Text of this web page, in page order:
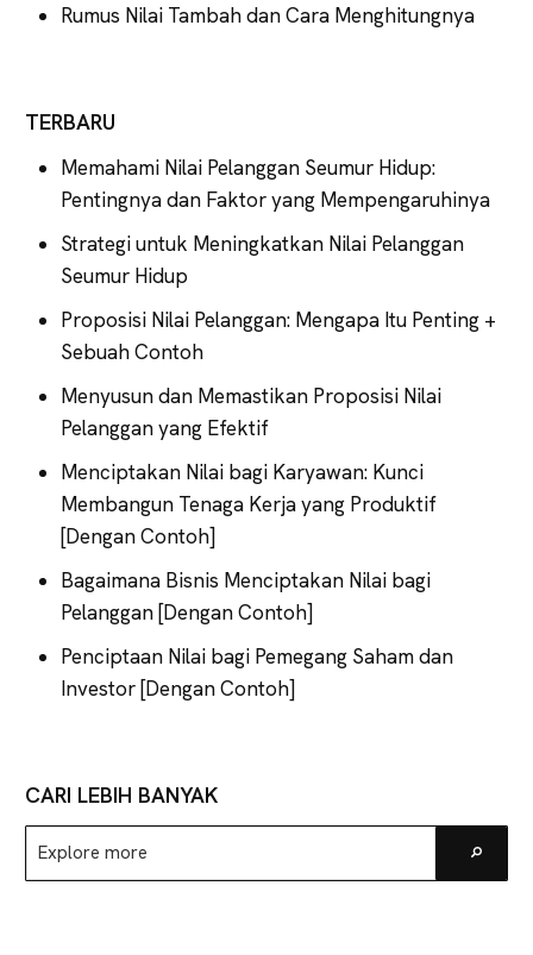
Rumus Nilai Tambah dan Cara Menghitungnya
TERBARU
Memahami Nilai Pelanggan Seumur Hidup:
Pentingnya dan Faktor yang Mempengaruhinya
Strategi untuk Meningkatkan Nilai Pelanggan
Seumur Hidup
Proposisi Nilai Pelanggan: Mengapa Itu Penting +
Sebuah Contoh
Menyusun dan Memastikan Proposisi Nilai
Pelanggan yang Efektif
Menciptakan Nilai bagi Karyawan: Kunci
Membangun Tenaga Kerja yang Produktif
[Dengan Contoh]
Bagaimana Bisnis Menciptakan Nilai bagi
Pelanggan [Dengan Contoh]
Penciptaan Nilai bagi Pemegang Saham dan
Investor [Dengan Contoh]
CARI LEBIH BANYAK
Explore
more